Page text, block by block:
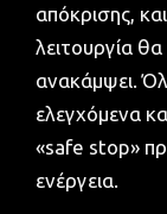
απόκρισης,
λειτουργία
ανακάμψει.
ελεγχόμενα
«safe stop»
ενέργεια.